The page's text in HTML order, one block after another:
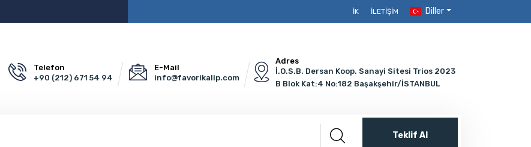
İK İLETIŞIM Diller
Telefon
+90 (212) 671 54 94
E-Mail
info@favorikalip.com
Adres
İ.O.S.B. Dersan Koop. Sanayi Sitesi Trios 2023
B Blok Kat:4 No:182 Başakşehir/İSTANBUL
Teklif Al